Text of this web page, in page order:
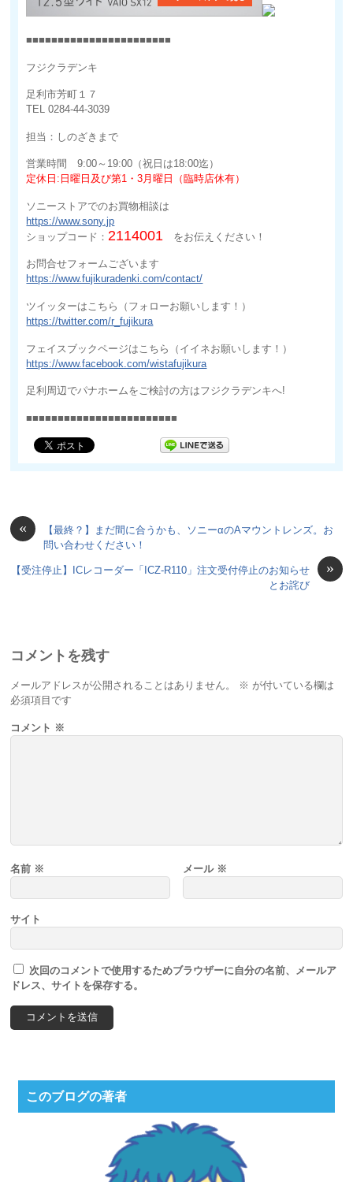
■■■■■■■■■■■■■■■■■■■■■■■
フジクラデンキ
足利市芳町１７
TEL 0284-44-3039
担当：しのざきまで
営業時間 9:00～19:00（祝日は18:00迄）
定休日:日曜日及び第1・3月曜日（臨時店休有）
ソニーストアでのお買物相談は
https://www.sony.jp
ショップコード： 2114001 をお伝えください！
お問合せフォームございます
https://www.fujikuradenki.com/contact/
ツイッターはこちら（フォローお願いします！）
https://twitter.com/r_fujikura
フェイスブックページはこちら（イイネお願いします！）
https://www.facebook.com/wistafujikura
足利周辺でパナホームをご検討の方はフジクラデンキへ!
■■■■■■■■■■■■■■■■■■■■■■■■
«
【最終？】まだ間に合うかも、ソニーαのAマウントレンズ。お
問い合わせください！
»
【受注停止】ICレコーダー「ICZ-R110」注文受付停止のお知らせ
とお詫び
コメントを残す
メールアドレスが公開されることはありません。 ※ が付いている欄は
必須項目です
コメント ※
名前 ※ メール ※
サイト
次回のコメントで使用するためブラウザーに自分の名前、メールア
ドレス、サイトを保存する。
このブログの著者